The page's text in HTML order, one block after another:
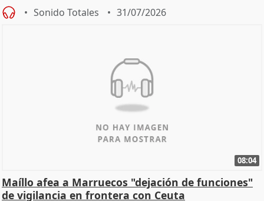
Sonido Totales 31/07/2026
08:04
Maíllo afea a Marruecos "dejación de funciones"
de vigilancia en frontera con Ceuta